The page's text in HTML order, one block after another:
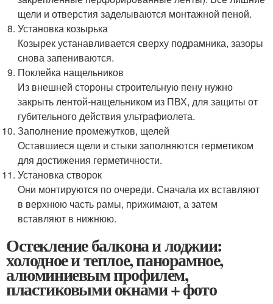
щели и отверстия заделываются монтажной пеной.
Установка козырька
Козырек устанавливается сверху подрамника, зазоры
снова запениваются.
Поклейка нащельников
Из внешней стороны строительную пену нужно
закрыть лентой-нащельником из ПВХ, для защиты от
губительного действия ультрафиолета.
Заполнение промежутков, щелей
Оставшиеся щели и стыки заполняются герметиком
для достижения герметичности.
Установка створок
Они монтируются по очереди. Сначала их вставляют
в верхнюю часть рамы, прижимают, а затем
вставляют в нижнюю.
Остекление балкона и лоджии:
холодное и теплое, панорамное,
алюминиевым профилем,
пластиковыми окнами + фото